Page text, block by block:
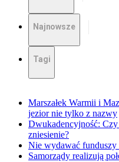
Najnowsze
Tagi
Marszałek Warmii i
jezior nie tylko z nazwy
Dwukadencyjność:
zniesienie?
Nie wydawać funduszy
Samorządy realizują